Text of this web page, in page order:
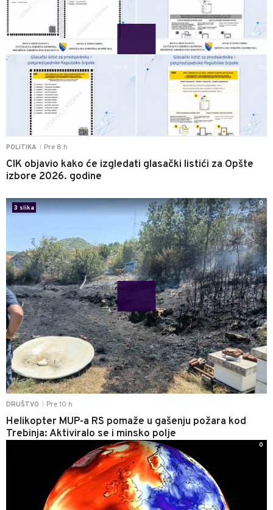
POLITIKA Pre 8 h
CIK objavio kako će izgledati glasački listići za Opšte
izbore 2026. godine
DRUŠTVO Pre 10 h
Helikopter MUP-a RS pomaže u gašenju požara kod
Trebinja: Aktiviralo se i minsko polje
3 slika
0
0